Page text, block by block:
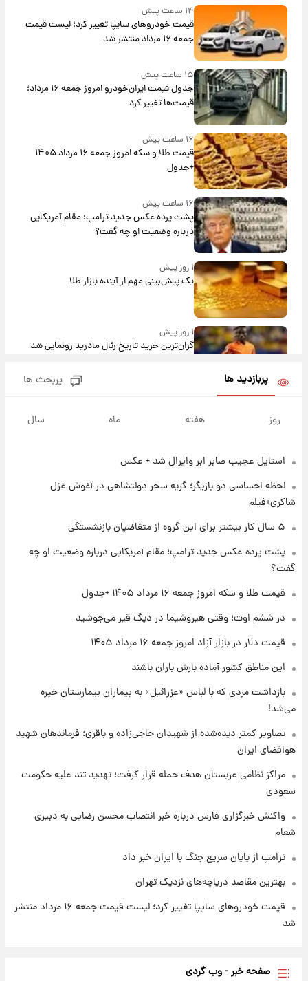
۱۴ ساعت پیش
قیمت خودروهای سایپا تغییر کرد؛ لیست قیمت
جمعه ۱۶ مرداد منتشر شد
۱۵ ساعت پیش
جدول قیمت ایران‌خودرو امروز جمعه ۱۶ مرداد؛
قیمت‌ها تغییر کرد
۱۶ ساعت پیش
قیمت طلا و سکه امروز جمعه ۱۶ مرداد ۱۴۰۵
+جدول
۱۶ ساعت پیش
پشت پرده عکس جدید ترامپ؛ مقام آمریکایی
درباره وضعیت او چه گفت؟
۱ روز پیش
یک پیش‌بینی مهم از آینده بازار طلا
۱ روز پیش
گران‌ترین خرید تاریخ رئال مادرید رونمایی شد
روزها پربارش‌تر خواهند بود؟
۱ روز پیش
شد؛ تیکدری، محبی و سرگیف با اعداد ویژه
۱ روز پیش
شد+فیلم
۱ روز پیش
تغییر تند قیمت محصولات ایران‌خودرو و سایپا
امروز پنجشنبه ۱۵ مرداد ۱۴۰۵ +جدول
قیمت طلا و سکه امروز پنجشنبه ۱۵ مرداد ۱۴۰۵
شارژ جدید کالابرگ برای سه دهک؛ جزئیات اعلام
پربازدید ها پربحث ها
روز هفته ماه سال
استایل عجیب صابر ابر وایرال شد + عکس
لحظه احساسی دو بازیگر؛ گریه سحر دولتشاهی در آغوش غزل
شاکری+فیلم
۵ سال کار بیشتر برای این گروه از متقاضیان بازنشستگی
پشت پرده عکس جدید ترامپ؛ مقام آمریکایی درباره وضعیت او چه
گفت؟
قیمت طلا و سکه امروز جمعه ۱۶ مرداد ۱۴۰۵ +جدول
در ششم اوت؛ وقتی هیروشیما در دیگ قیر می‌جوشید
قیمت دلار در بازار آزاد امروز جمعه ۱۶ مرداد ۱۴۰۵
این مناطق کشور آماده بارش باران باشند
بازداشت مردی که با لباس «عزرائیل» به بیماران بیمارستان خیره
می‌شد!
تصاویر کمتر دیده‌شده از شهیدان حاجی‌زاده و باقری؛ فرماندهان شهید
هوافضای ایران
مراکز نظامی عربستان هدف حمله قرار گرفت؛ تهدید تند علیه حکومت
سعودی
واکنش خبرگزاری فارس درباره خبر انتصاب محسن رضایی به دبیری
شعام
ترامپ از پایان سریع جنگ با ایران خبر داد
بهترین مقاصد دریاچه‌های نزدیک تهران
قیمت خودروهای سایپا تغییر کرد؛ لیست قیمت جمعه ۱۶ مرداد منتشر
شد
صفحه خبر - وب گردی